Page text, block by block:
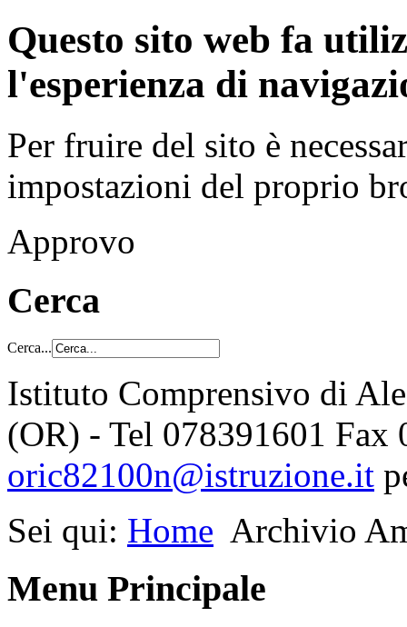
Questo sito web fa
l'esperienza di
Per fruire del sito è
impostazioni del proprio
Approvo
Cerca
Cerca...
Istituto Comprensivo di
(OR) - Tel 078391601 Fax
oric82100n@istruzione.it
Sei qui: Home Archivio
Menu Principale